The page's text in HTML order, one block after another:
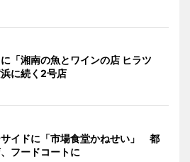
「湘南の魚とワインの店 ヒラツ
に続く2号店
イドに「市場食堂かねせい」 都
フードコートに